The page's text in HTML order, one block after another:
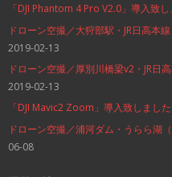
「DJI Phantom 4 Pro V2.0」導入致
ドローン空撮／大狩部駅・JR日高本
2019-02-13
ドローン空撮／厚別川橋梁v2・JR日
2019-02-13
「DJI Mavic2 Zoom」導入致しました
ドローン空撮／浦河ダム・うらら湖
06-08